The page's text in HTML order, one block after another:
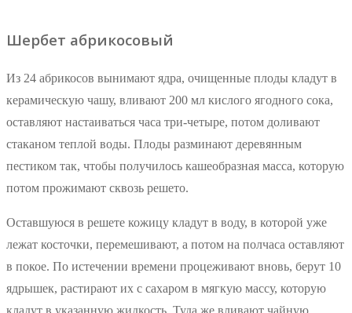
Шербет абрикосовый
Из 24 абрикосов вынимают ядра, очищенные плоды кладут в
керамическую чашу, вливают 200 мл кислого ягодного сока,
оставляют настаиваться часа три-четыре, потом доливают
стаканом теплой воды. Плоды разминают деревянным
пестиком так, чтобы получилось кашеобразная масса, которую
потом прожимают сквозь решето.
Оставшуюся в решете кожицу кладут в воду, в которой уже
лежат косточки, перемешивают, а потом на полчаса оставляют
в покое. По истечении времени процеживают вновь, берут 10
ядрышек, растирают их с сахаром в мягкую массу, которую
кладут в указанную жидкость. Туда же вливают чайную